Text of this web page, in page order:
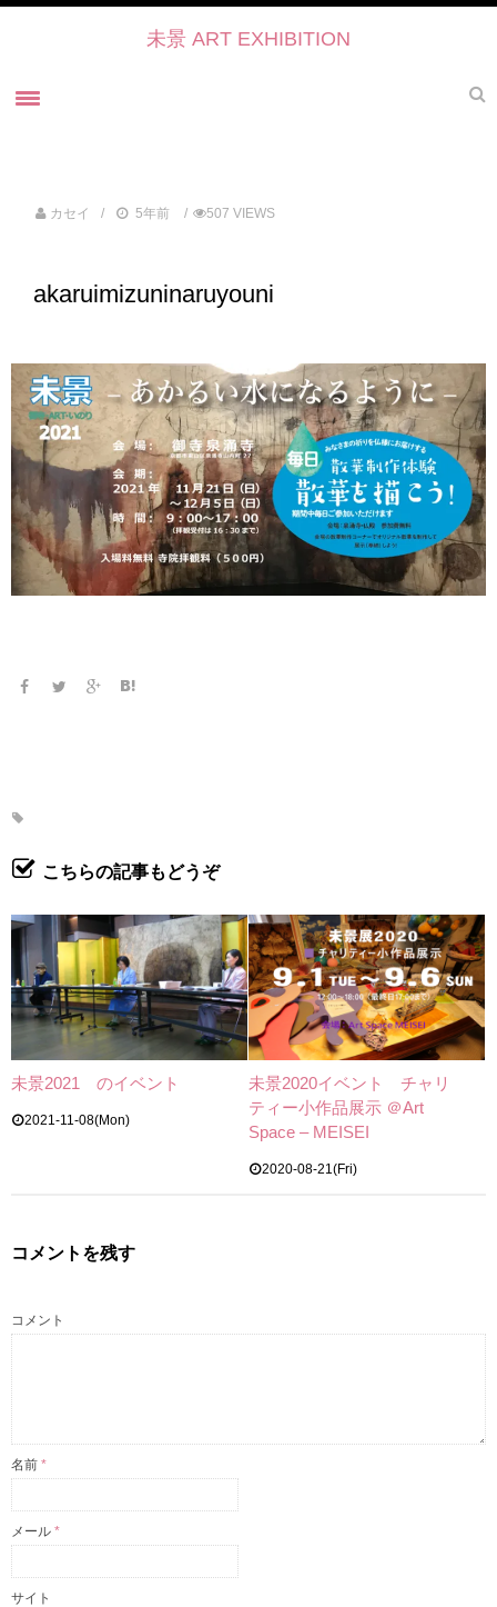
未景 ART EXHIBITION
未景2022 御寺・ART・かたらい
過去の展覧会
未景2021・出展作家紹介
協力・後援・ 協賛
お問い合せ
未景イベントのご予約について2022
カセイ 5年前 507 VIEWS
akaruimizuninaruyouni
こちらの記事もどうぞ
未景2021 のイベント
2021-11-08(Mon)
未景2020イベント チャリ
ティー小作品展示 ＠Art
Space – MEISEI
2020-08-21(Fri)
コメントを残す
コメント
名前 *
メール *
サイト